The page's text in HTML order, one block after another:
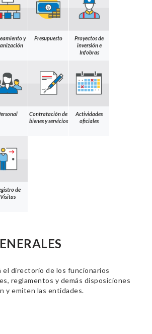
y
Presupuesto
Proyectos de
inversión e
Infobras
Contratación de
bienes y servicios
Actividades
oficiales
de
Visitas
el directorio de los funcionarios
reglamentos y demás disposiciones
y emiten las entidades.